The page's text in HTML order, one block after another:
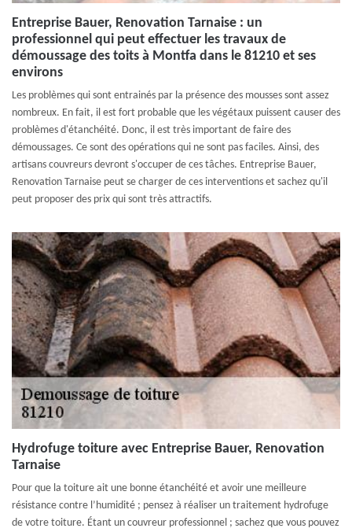
Entreprise Bauer, Renovation Tarnaise : un
professionnel qui peut effectuer les travaux de
démoussage des toits à Montfa dans le 81210 et ses
environs
Les problèmes qui sont entrainés par la présence des mousses sont assez
nombreux. En fait, il est fort probable que les végétaux puissent causer des
problèmes d'étanchéité. Donc, il est très important de faire des
démoussages. Ce sont des opérations qui ne sont pas faciles. Ainsi, des
artisans couvreurs devront s'occuper de ces tâches. Entreprise Bauer,
Renovation Tarnaise peut se charger de ces interventions et sachez qu'il
peut proposer des prix qui sont très attractifs.
Hydrofuge toiture avec Entreprise Bauer, Renovation
Tarnaise
Pour que la toiture ait une bonne étanchéité et avoir une meilleure
résistance contre l’humidité ; pensez à réaliser un traitement hydrofuge
de votre toiture. Étant un couvreur professionnel ; sachez que vous pouvez